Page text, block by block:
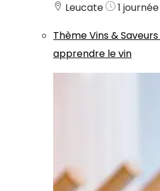
Leucate
1 journée
ThèmeVins & Saveurs
apprendre le vin